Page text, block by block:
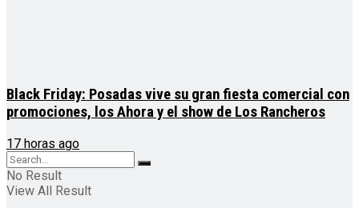
Black Friday: Posadas vive su gran fiesta comercial con
promociones, los Ahora y el show de Los Rancheros
17 horas ago
No Result
View All Result